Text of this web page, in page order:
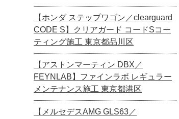
【ホンダ ステップワゴン／clearguard
CODE S】クリアガード コードSコー
ティング施工 東京都品川区
【アストンマーティン DBX／
FEYNLAB】ファインラボ レギュラー
メンテナンス施工 東京都港区
【メルセデスAMG GLS63／